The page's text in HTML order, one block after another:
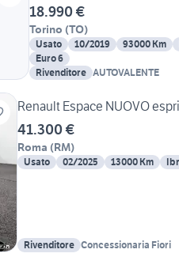
18.990 €
Torino (TO)
Usato 10/2019 93000 Km
Euro 6
Rivenditore AUTOVALENTE
Renault Espace NUOVO
41.300 €
Roma (RM)
Usato 02/2025 13000 Km
Rivenditore Concessionaria Fiori